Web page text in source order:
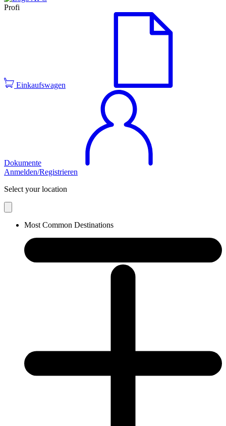
Profi
Einkaufswagen
Dokumente
Anmelden/Registrieren
Select your location
Most Common Destinations